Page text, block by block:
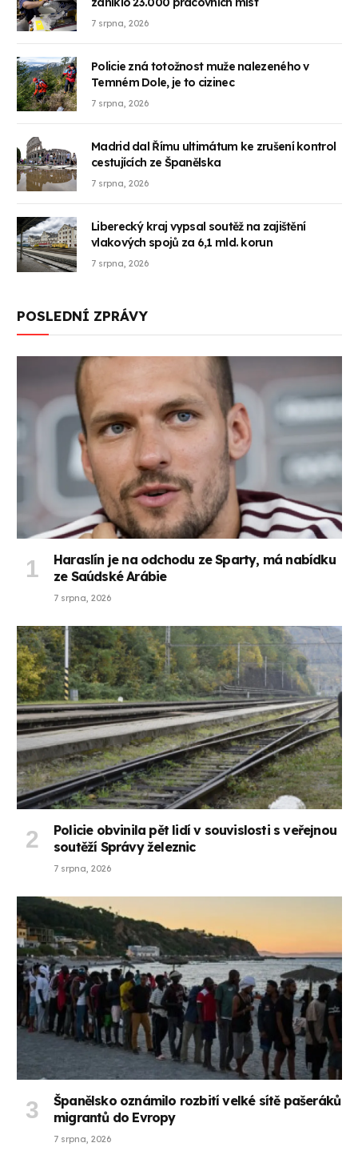
7 srpna, 2026
Policie zná totožnost muže nalezeného v
Temném Dole, je to cizinec
7 srpna, 2026
Madrid dal Římu ultimátum ke zrušení kontrol
cestujících ze Španělska
7 srpna, 2026
Liberecký kraj vypsal soutěž na zajištění
vlakových spojů za 6,1 mld. korun
7 srpna, 2026
POSLEDNÍ ZPRÁVY
Haraslín je na odchodu ze Sparty, má nabídku
ze Saúdské Arábie
7 srpna, 2026
Policie obvinila pět lidí v souvislosti s veřejnou
soutěží Správy železnic
7 srpna, 2026
Španělsko oznámilo rozbití velké sítě pašeráků
migrantů do Evropy
7 srpna, 2026